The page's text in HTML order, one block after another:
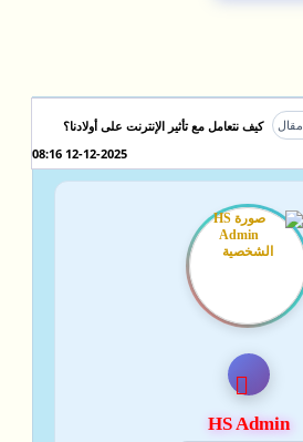
مقال كيف نتعامل مع تأثير الإنترنت على أولادنا؟
12-12-2025 08:16
HS Admin